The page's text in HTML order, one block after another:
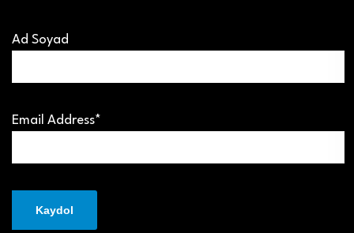
Ad Soyad
Email Address*